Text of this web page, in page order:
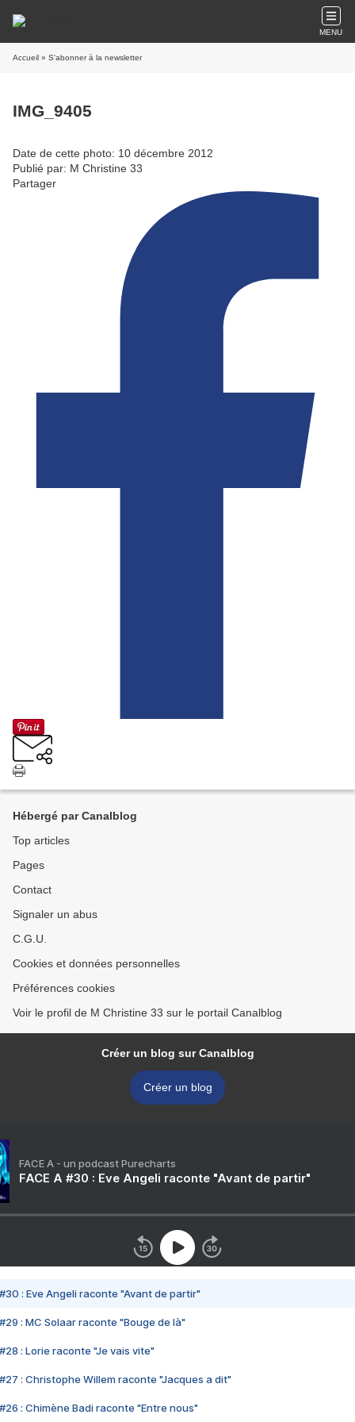
MENU
Accueil » S'abonner à la newsletter
IMG_9405
Date de cette photo: 10 décembre 2012
Publié par: M Christine 33
Partager
Hébergé par Canalblog
Top articles
Pages
Contact
Signaler un abus
C.G.U.
Cookies et données personnelles
Préférences cookies
Voir le profil de M Christine 33 sur le portail Canalblog
Créer un blog sur Canalblog
Créer un blog
FACE A - un podcast Purecharts
FACE A #30 : Eve Angeli raconte "Avant de partir"
#30 : Eve Angeli raconte "Avant de partir"
#29 : MC Solaar raconte "Bouge de là"
#28 : Lorie raconte "Je vais vite"
#27 : Christophe Willem raconte "Jacques a dit"
#26 : Chimène Badi raconte "Entre nous"